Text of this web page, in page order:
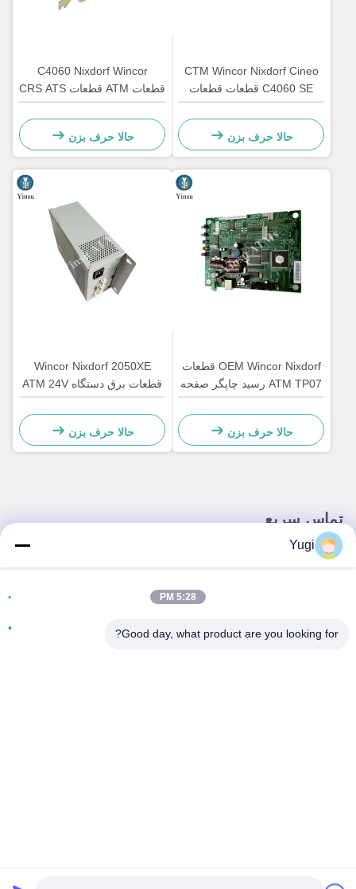
CTM Wincor Nixdorf Cineo
C4060 SE قطعات قطعات
قطعات قطعات قطعات قطعات
قطعات قطعات قطعات قطعات
قطعات قطعات قطعات قطعات
حالا حرف بزن
C4060 Nixdorf Wincor
قطعات ATM قطعات CRS ATS
واحد متمرکز AU ماژول
1750134478
حالا حرف بزن
OEM Wincor Nixdorf قطعات
ATM TP07 رسید چاپگر صفحه
اصلی کنترل کننده PCB
01750063547
حالا حرف بزن
Wincor Nixdorf 2050XE
قطعات برق دستگاه ATM 24V
01750069162 1750069162
حالا حرف بزن
تماس سریع
آدرس
Yugi
5:28 PM
Good day, what product are you looking for?